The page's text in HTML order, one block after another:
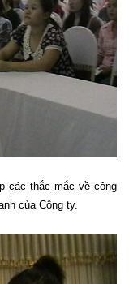
các thắc mắc về công
của Công ty.